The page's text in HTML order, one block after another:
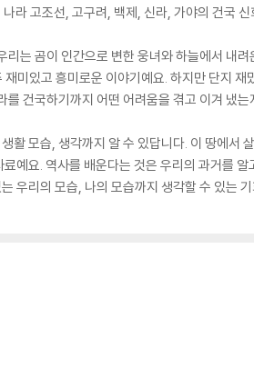
라 고조선, 고구려, 백제, 신라, 가야의 건국 신
는 곰이 인간으로 변한 웅녀와 하늘에서 내
미있고 흥미로운 이야기예요. 하지만 단지
건국하기까지 어떤 어려움을 겪고 이겨 냈는
활 모습, 생각까지 알 수 있답니다. 이 땅에서
예요. 역사를 배운다는 것은 우리의 과거를
우리의 모습, 나의 모습까지 생각할 수 있는